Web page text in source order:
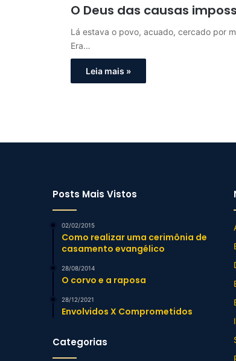
O Deus das causas
Lá estava o povo, acuado, cercado por
Era…
Leia mais »
Posts Mais Vistos
02/02/2015
Como realizar uma cerimônia de
casamento evangélico
28/08/2014
O corvo e a raposa
28/12/2021
Envolvidos X Comprometidos
Categorias